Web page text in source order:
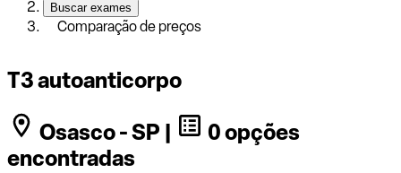
Buscar exames
Comparação de preços
T3 autoanticorpo
Osasco - SP |
0 opções
encontradas